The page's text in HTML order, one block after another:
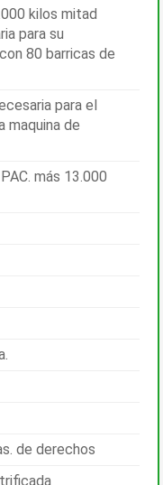
kilos mitad
para su
80 barricas de
para el
maquina de
más 13.000
de derechos